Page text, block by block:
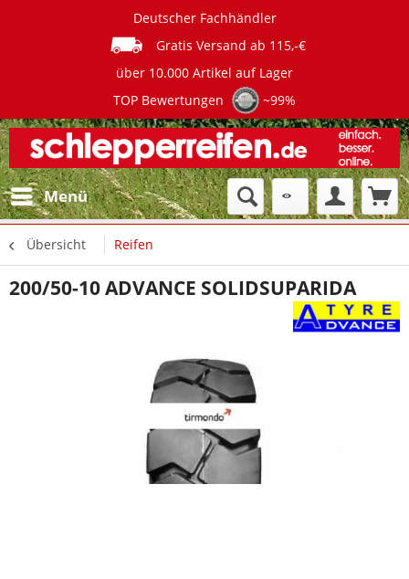
Deutscher Fachhändler
Gratis Versand ab 115,-€
über 10.000 Artikel auf Lager
TOP Bewertungen
~99%
Menü
Übersicht Reifen
200/50-10 ADVANCE SOLIDSUPARIDA